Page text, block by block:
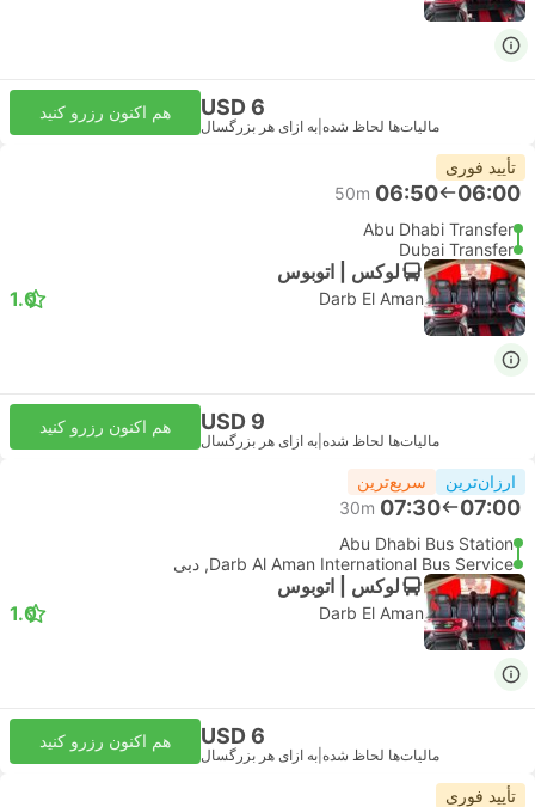
USD 6
مالیات‌ها لحاظ شده به ازای هر بزرگسال
هم اکنون رزرو کنید
تأیید فوری
06:00
06:50
50m
Abu Dhabi Transfer
Dubai Transfer
لوکس | اتوبوس
Darb El Aman
1.0
USD 9
مالیات‌ها لحاظ شده به ازای هر بزرگسال
هم اکنون رزرو کنید
ارزان‌ترین سریع‌ترین
07:00
07:30
30m
Abu Dhabi Bus Station
Darb Al Aman International Bus Service, دبی
لوکس | اتوبوس
Darb El Aman
1.0
USD 6
مالیات‌ها لحاظ شده به ازای هر بزرگسال
هم اکنون رزرو کنید
تأیید فوری